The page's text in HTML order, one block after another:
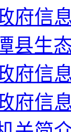
府信
县生
府信
府信